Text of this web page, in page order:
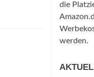
die
werden.